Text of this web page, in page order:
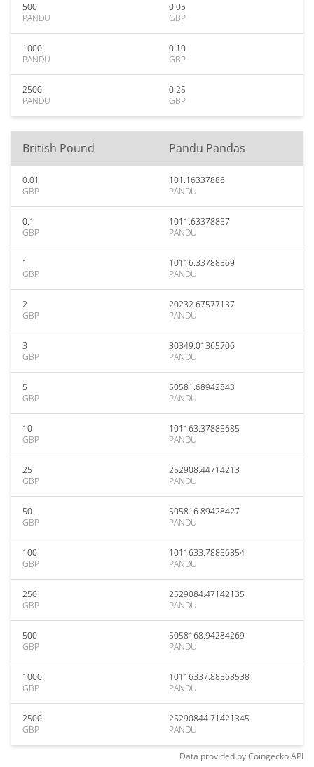
500
PANDU
0.05
GBP
1000
PANDU
0.10
GBP
2500
PANDU
0.25
GBP
British Pound Pandu Pandas
0.01
GBP
101.16337886
PANDU
0.1
GBP
1011.63378857
PANDU
1
GBP
10116.33788569
PANDU
2
GBP
20232.67577137
PANDU
3
GBP
30349.01365706
PANDU
5
GBP
50581.68942843
PANDU
10
GBP
101163.37885685
PANDU
25
GBP
252908.44714213
PANDU
50
GBP
505816.89428427
PANDU
100
GBP
1011633.78856854
PANDU
250
GBP
2529084.47142135
PANDU
500
GBP
5058168.94284269
PANDU
1000
GBP
10116337.88568538
PANDU
2500
GBP
25290844.71421345
PANDU
Data provided byCoingeckoAPI